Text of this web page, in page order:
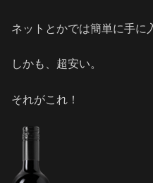
ネットとかでは簡単に手に
しかも、超安い。
それがこれ！